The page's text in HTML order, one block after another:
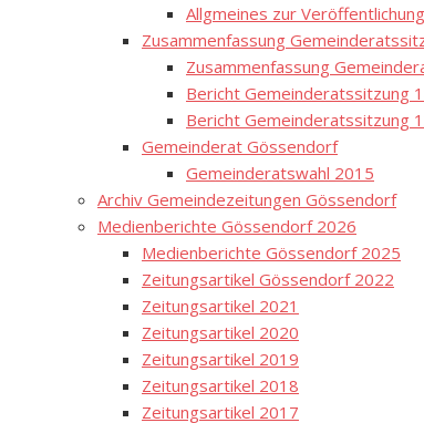
Allgmeines zur Veröffentlichung
Zusammenfassung
Zusammenfassung
Bericht Gemeinderatssitzung
Bericht Gemeinderatssitzung
Gemeinderat Gössendorf
Gemeinderatswahl 2015
Archiv Gemeindezeitungen Gössendorf
Medienberichte Gössendorf 2026
Medienberichte Gössendorf 2025
Zeitungsartikel Gössendorf 2022
Zeitungsartikel 2021
Zeitungsartikel 2020
Zeitungsartikel 2019
Zeitungsartikel 2018
Zeitungsartikel 2017